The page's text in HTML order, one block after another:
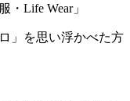
・Life Wear」
」を思い浮かべた方